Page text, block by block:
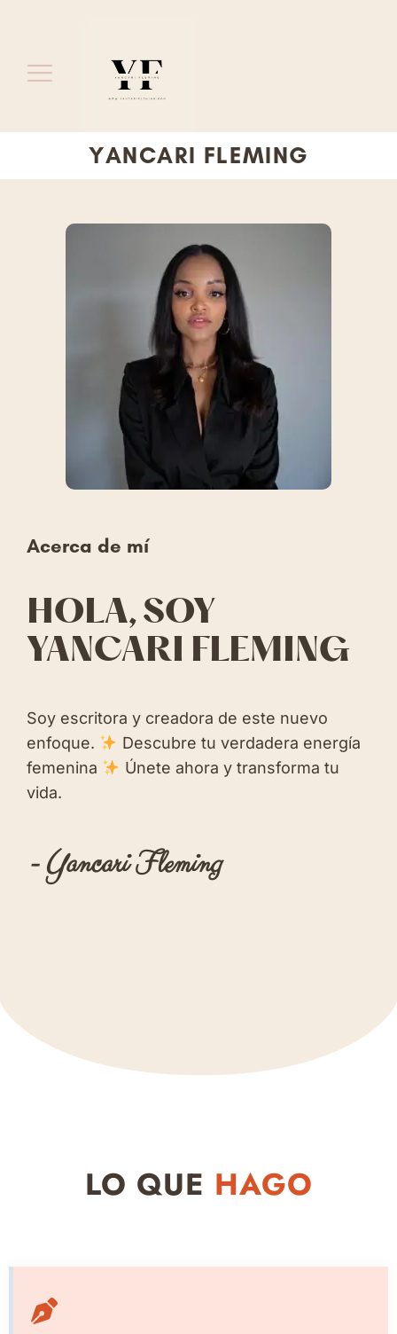
YANCARI FLEMING
Acerca de mí
HOLA, SOY
YANCARI FLEMING
Soy escritora y creadora de este nuevo
enfoque.
Descubre tu verdadera energía
femenina
Únete ahora y transforma tu
vida.
- Yancari Fleming
LO QUE HAGO